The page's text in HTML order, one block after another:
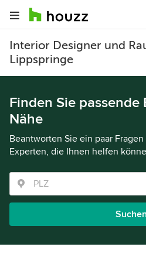
Interior Designer und
Lippspringe
Finden Sie passende
Nähe
Beantworten Sie ein paar
Experten, die Ihnen helfen
Suchen